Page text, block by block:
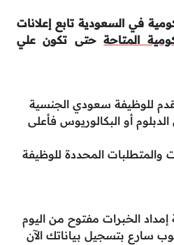
في السعودية تابع إعلانات
المتاحةحتى تكون علي
للوظيفة سعودي الجنسية
أو البكالوريوس فأعلى
والمتطلبات المحددة للوظيفة
الخبرات مفتوح من اليوم
سارع بتسجيل بياناتك الآن